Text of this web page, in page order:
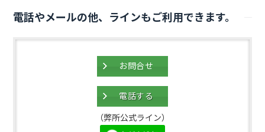
電話やメールの他、ラインもご利用できます。
お問合せ
電話する
（弊所公式ライン）